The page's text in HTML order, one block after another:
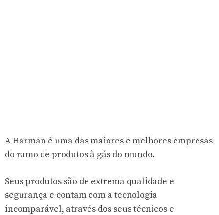
A Harman é uma das maiores e melhores empresas
do ramo de produtos à gás do mundo.
Seus produtos são de extrema qualidade e
segurança e contam com a tecnologia
incomparável, através dos seus técnicos e